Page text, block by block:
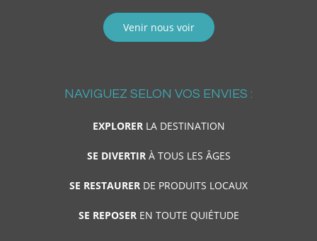
Venir nous voir
NAVIGUEZ SELON VOS ENVIES :
EXPLORERLA DESTINATION
SE DIVERTIRÀ TOUS LES ÂGES
SE RESTAURER DE PRODUITS LOCAUX
SE REPOSEREN TOUTE QUIÉTUDE